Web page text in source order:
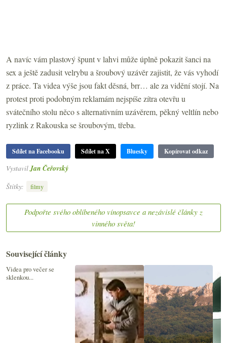
A navíc vám plastový špunt v lahvi může úplně pokazit šanci na
sex a ještě zadusit velrybu a šroubový uzávěr zajistit, že vás vyhodí
z práce. Ta videa výše jsou fakt děsná, brr… ale za vidění stojí. Na
protest proti podobným reklamám nejspíše zítra otevřu u
svátečního stolu něco s alternativním uzávěrem, pěkný veltlín nebo
ryzlink z Rakouska se šroubovým, třeba.
Sdílet na Facebooku Sdílet na X Bluesky Kopírovat odkaz
Vystavil Jan Čeřovský
Štítky:
filmy
Podpořte svého oblíbeného vínopsavce a nezávislé články z
vinného světa!
Související články
Videa pro večer se
sklenkou...